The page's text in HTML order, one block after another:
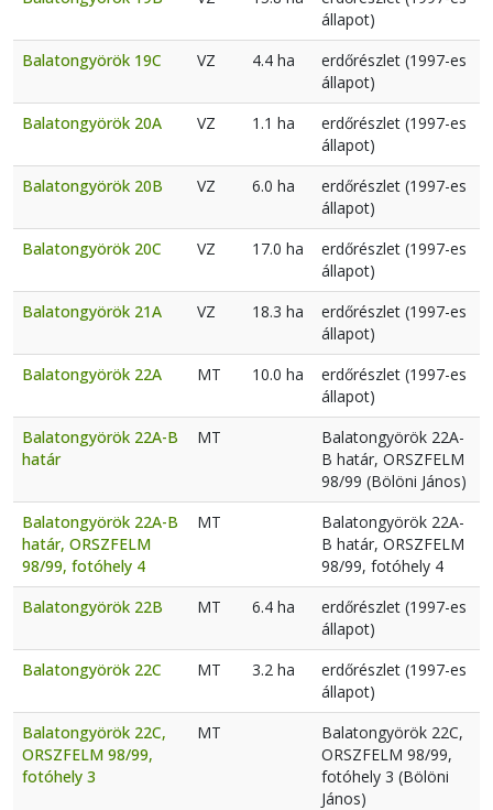
állapot)
Balatongyörök 19C
VZ 4.4 ha
erdőrészlet (1997-es
állapot)
Balatongyörök 20A
VZ 1.1 ha
erdőrészlet (1997-es
állapot)
Balatongyörök 20B
VZ 6.0 ha
erdőrészlet (1997-es
állapot)
Balatongyörök 20C
VZ 17.0 ha
erdőrészlet (1997-es
állapot)
Balatongyörök 21A
VZ 18.3 ha
erdőrészlet (1997-es
állapot)
Balatongyörök 22A
MT 10.0 ha
erdőrészlet (1997-es
állapot)
Balatongyörök 22A-B
határ
MT
Balatongyörök 22A-
B határ, ORSZFELM
98/99 (Bölöni János)
Balatongyörök 22A-B
határ, ORSZFELM
98/99, fotóhely 4
MT
Balatongyörök 22A-
B határ, ORSZFELM
98/99, fotóhely 4
Balatongyörök 22B
MT 6.4 ha
erdőrészlet (1997-es
állapot)
Balatongyörök 22C
MT 3.2 ha
erdőrészlet (1997-es
állapot)
Balatongyörök 22C,
ORSZFELM 98/99,
fotóhely 3
MT
Balatongyörök 22C,
ORSZFELM 98/99,
fotóhely 3 (Bölöni
János)